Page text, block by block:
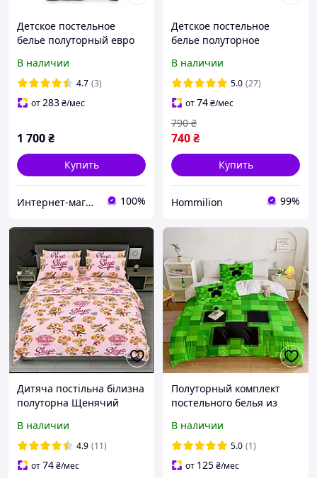
Детское постельное
белье полуторный евро
Ночной Хогвартс
В наличии
4.7 (3)
от283₴/мес
1 700₴
Купить
Интернет-магазин "Crazy_Mamaz_Box" 100%
Детское постельное
белье полуторное
наволочкой 50*70 Бязь
Голд
В наличии
5.0 (27)
от74₴/мес
740₴
790 ₴
Купить
Hommilion 99%
Дитяча постільна білизна
полуторна Щенячий
наволочкою 50*70 Бязь
Голд
В наличии
4.9 (11)
от74₴/мес
Полуторный комплект
постельного белья из
(Minecraft) 5
В наличии
5.0 (1)
от 125₴/мес